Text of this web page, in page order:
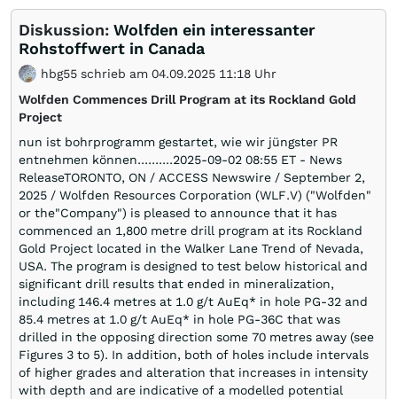
Diskussion: Wolfden ein interessanter
Rohstoffwert in Canada
hbg55 schrieb am 04.09.2025 11:18 Uhr
Wolfden Commences Drill Program at its Rockland Gold
Project
nun ist bohrprogramm gestartet, wie wir jüngster PR
entnehmen können..........2025-09-02 08:55 ET - News
ReleaseTORONTO, ON / ACCESS Newswire / September 2,
2025 / Wolfden Resources Corporation (WLF.V) ("Wolfden"
or the"Company") is pleased to announce that it has
commenced an 1,800 metre drill program at its Rockland
Gold Project located in the Walker Lane Trend of Nevada,
USA. The program is designed to test below historical and
significant drill results that ended in mineralization,
including 146.4 metres at 1.0 g/t AuEq* in hole PG-32 and
85.4 metres at 1.0 g/t AuEq* in hole PG-36C that was
drilled in the opposing direction some 70 metres away (see
Figures 3 to 5). In addition, both of holes include intervals
of higher grades and alteration that increases in intensity
with depth and are indicative of a modelled potential